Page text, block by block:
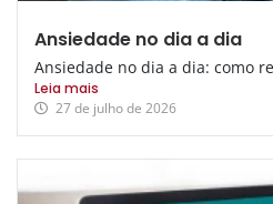
Ansiedade no dia a dia
Ansiedade no dia a dia: como
Leia mais
27 de julho de 2026